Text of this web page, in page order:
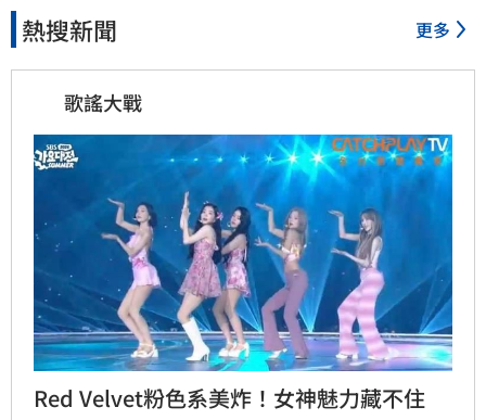
熱搜新聞 更多
歌謠大戰
Red Velvet粉色系美炸！女神魅力藏不住